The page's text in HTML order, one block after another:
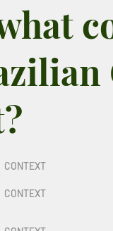
CONTEXT
CONTEXT